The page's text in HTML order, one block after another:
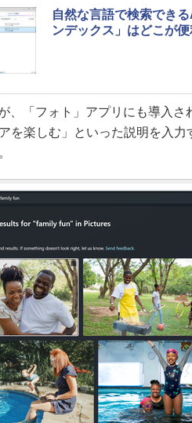
自然な言語で検索でき
ンデックス」はどこが便
、「フォト」アプリにも導入さ
を楽しむ」といった説明を入